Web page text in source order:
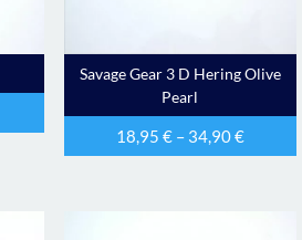
Savage Gear 3 D Hering Olive
Pearl
18,95 €– 34,90€